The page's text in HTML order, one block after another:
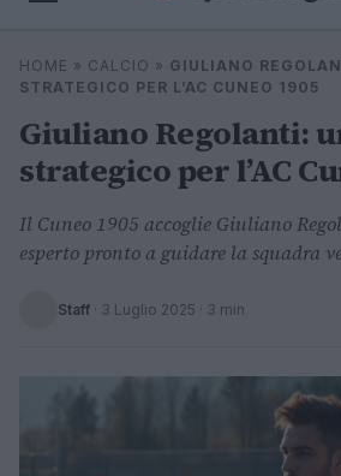
Cerca
HOME » CALCIO » GIULIANO
STRATEGICO PER L’AC CUNEO 1905
Giuliano Regolanti:
strategico per l’AC
Il Cuneo 1905 accoglie Giuliano
esperto pronto a guidare la squadra
Staff · 3 Luglio 2025 · 3 min